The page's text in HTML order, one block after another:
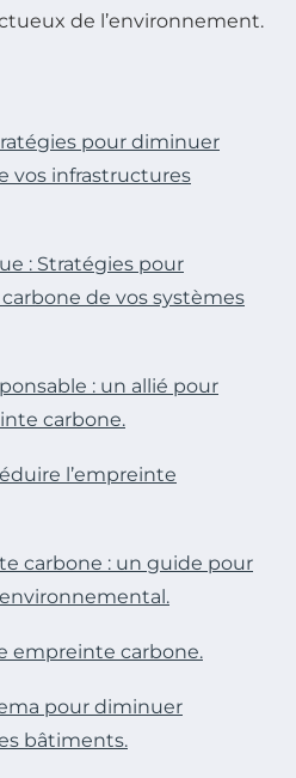
de l’environnement.
pour diminuer
vos infrastructures
: Stratégies pour
de vos systèmes
: un allié pour
carbone.
l’empreinte
carbone : un guide pour
empreinte carbone.
pour diminuer
bâtiments.